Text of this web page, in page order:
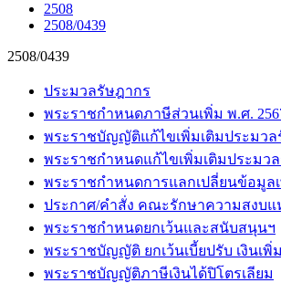
2508
2508/0439
2508/0439
ประมวลรัษฎากร
พระราชกำหนดภาษีส่วนเพิ่ม พ.ศ.
พระราชบัญญัติแก้ไขเพิ่มเติมประมวล
พระราชกำหนดแก้ไขเพิ่มเติมประมว
พระราชกำหนดการแลกเปลี่ยนข้อมูล
ประกาศ/คำสั่ง คณะรักษาความสงบแ
พระราชกำหนดยกเว้นและสนับสนุนฯ
พระราชบัญญัติ ยกเว้นเบี้ยปรับ เงินเพิ่
พระราชบัญญัติภาษีเงินได้ปิโตรเลียม